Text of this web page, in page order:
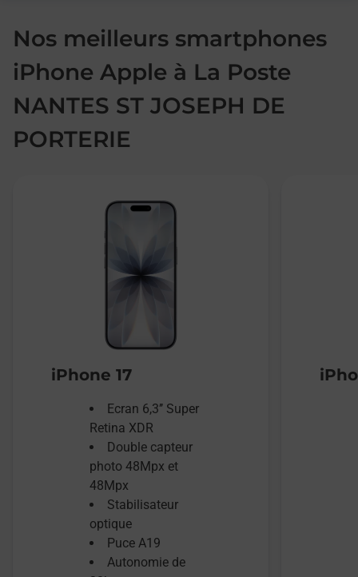
Nos meilleurs smartphones
iPhone Apple à La Poste
NANTES ST JOSEPH DE
PORTERIE
iPhone 17
Ecran 6,3’’ Super
Retina XDR
Double capteur
photo 48Mpx et
48Mpx
Stabilisateur
optique
Puce A19
Autonomie de